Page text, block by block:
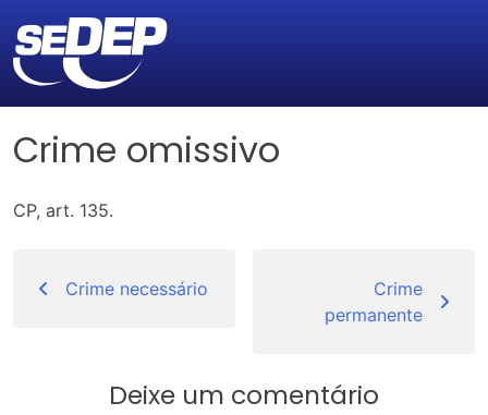
Crime omissivo
CP, art. 135.
de
Crime necessário
Crime
permanente
Deixe um comentário